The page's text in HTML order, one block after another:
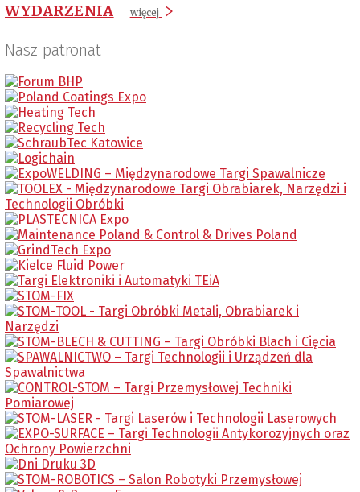
WYDARZENIA więcej
Nasz patronat